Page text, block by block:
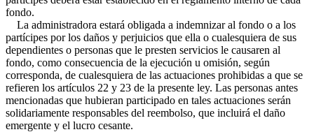
fondo.
La administradora estará obligada a indemnizar al fondo o a los
partícipes por los daños y perjuicios que ella o cualesquiera de sus
dependientes o personas que le presten servicios le causaren al
fondo, como consecuencia de la ejecución u omisión, según
corresponda, de cualesquiera de las actuaciones prohibidas a que se
refieren los artículos 22 y 23 de la presente ley. Las personas antes
mencionadas que hubieran participado en tales actuaciones serán
solidariamente responsables del reembolso, que incluirá el daño
emergente y el lucro cesante.